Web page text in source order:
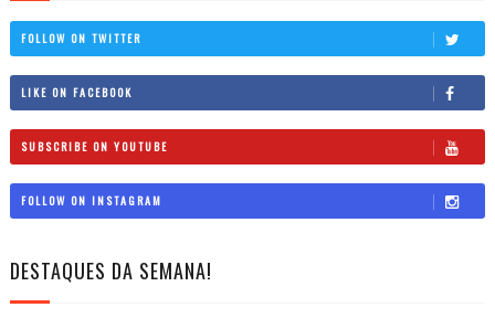
FOLLOW ON TWITTER
LIKE ON FACEBOOK
SUBSCRIBE ON YOUTUBE
FOLLOW ON INSTAGRAM
DESTAQUES DA SEMANA!